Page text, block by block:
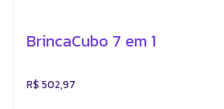
BrincaCubo 7 em 1
R$ 502,97